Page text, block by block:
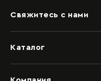
Каталог
Детские
Свяжитесь с нами
Задать вопрос
Видеоконсультация со
Обращение в отдел